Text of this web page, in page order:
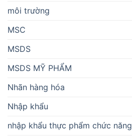
môi trường
MSC
MSDS
MSDS MỸ PHẨM
Nhãn hàng hóa
Nhập khẩu
nhập khẩu thực phẩm chức năng